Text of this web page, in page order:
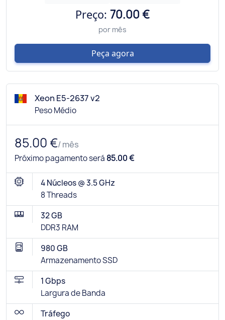
Preço: 70.00 €
por mês
Peça agora
Xeon E5-2637 v2
Peso Médio
85.00 €/ mês
Próximo pagamento será 85.00 €
4 Núcleos @ 3.5 GHz
8 Threads
32 GB
DDR3 RAM
980 GB
Armazenamento SSD
1 Gbps
Largura de Banda
Tráfego